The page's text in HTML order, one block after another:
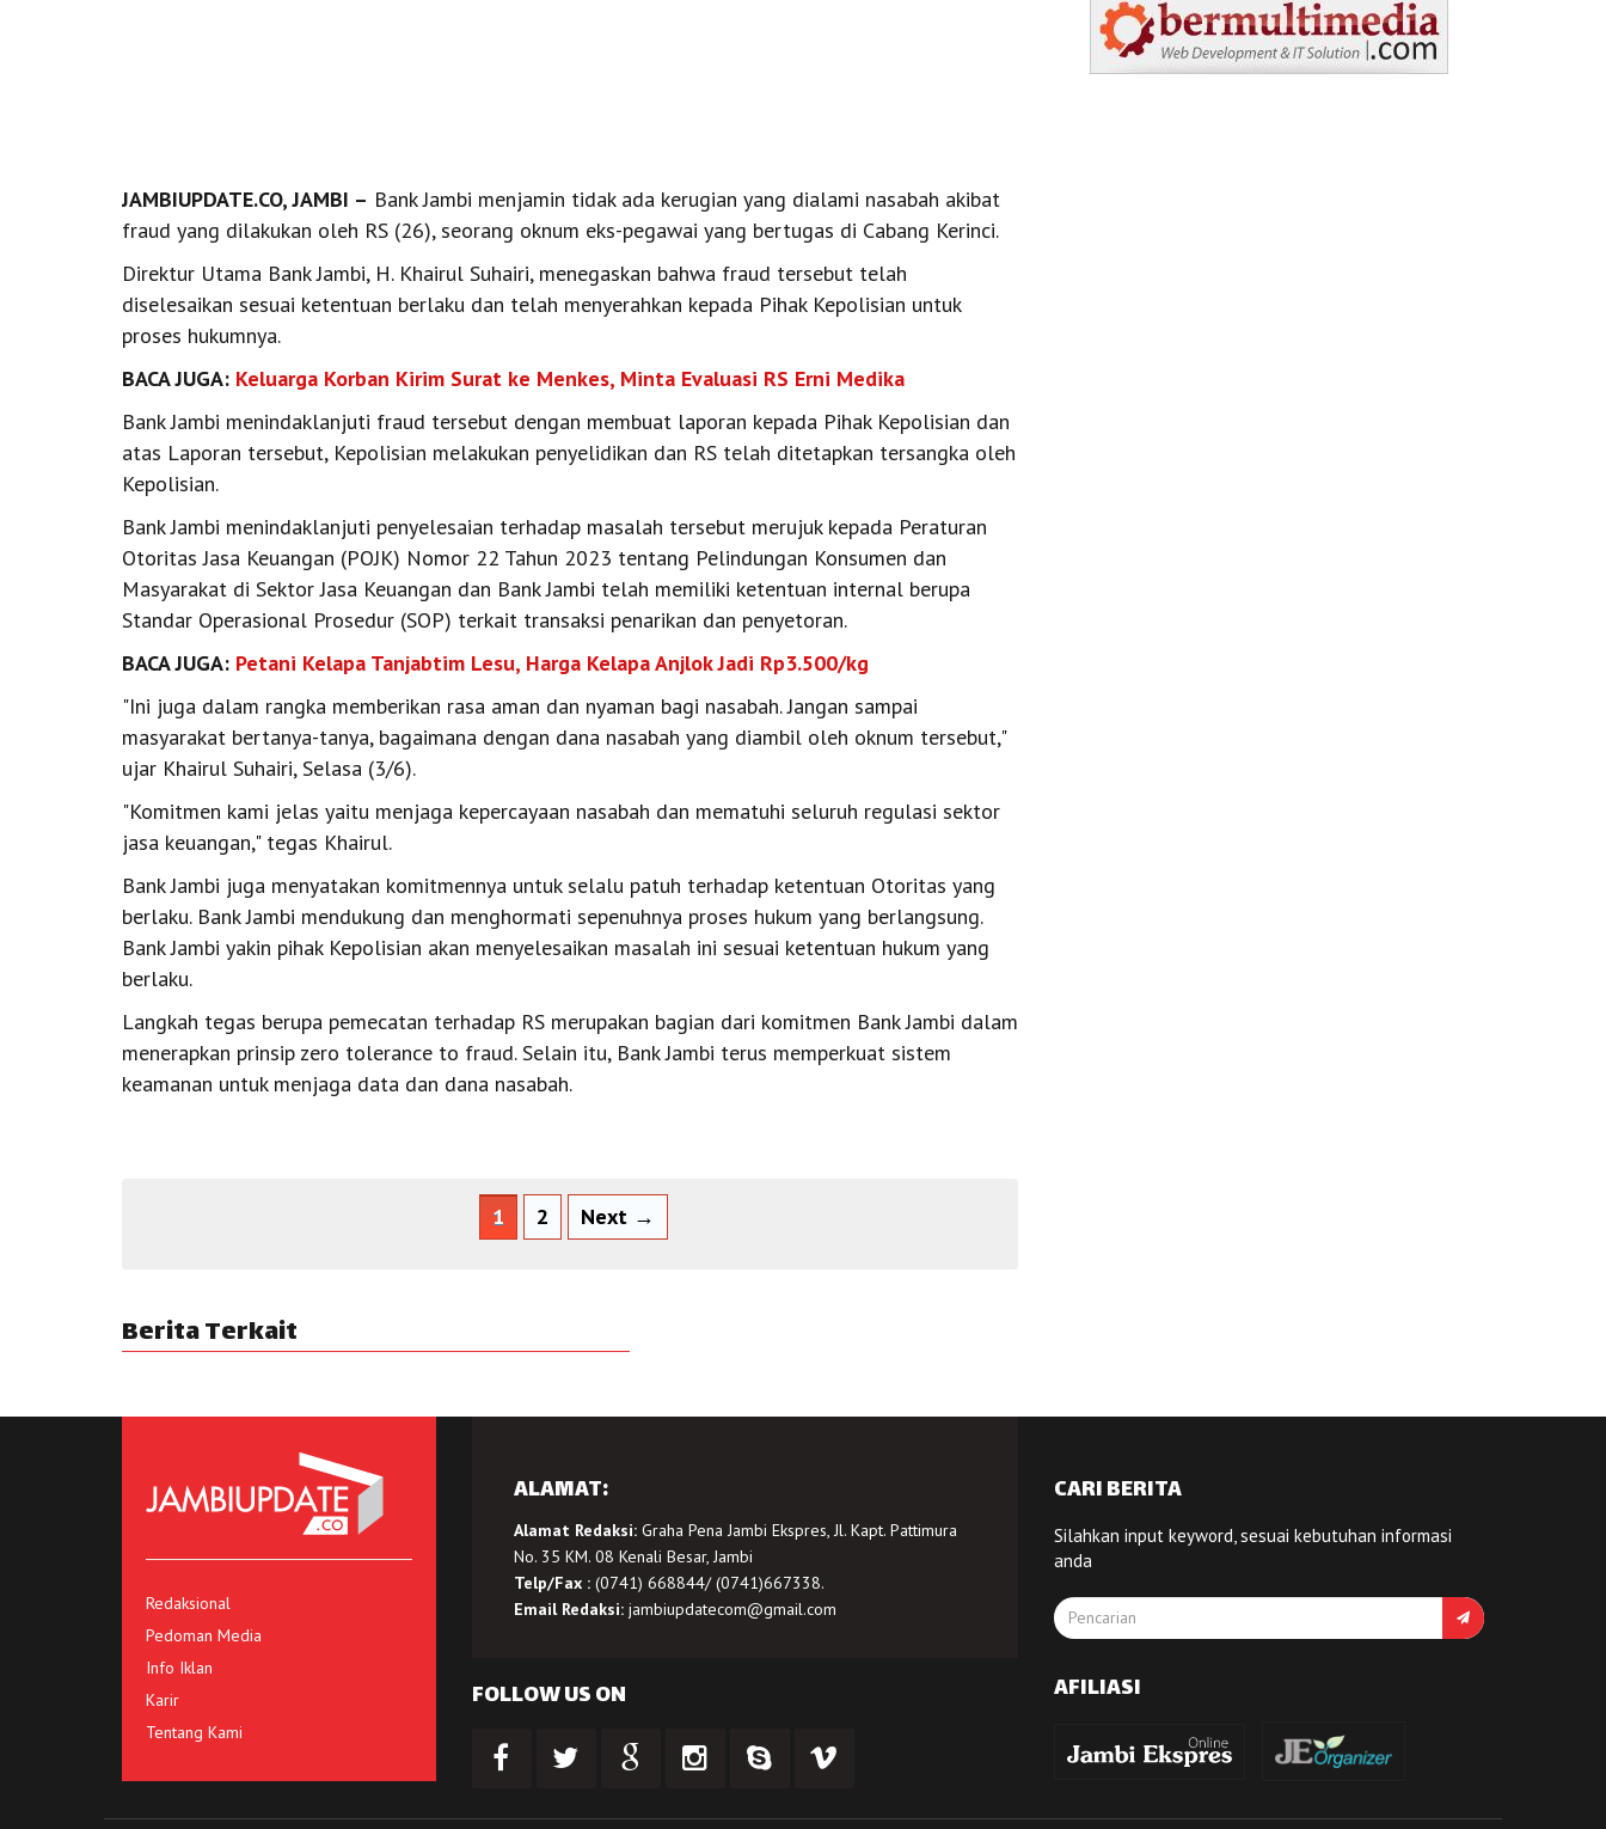
JAMBIUPDATE.CO, JAMBI – Bank Jambi menjamin tidak ada kerugian yang dialami nasabah akibat
fraud yang dilakukan oleh RS (26), seorang oknum eks-pegawai yang bertugas di Cabang Kerinci.
Direktur Utama Bank Jambi, H. Khairul Suhairi, menegaskan bahwa fraud tersebut telah
diselesaikan sesuai ketentuan berlaku dan telah menyerahkan kepada Pihak Kepolisian untuk
proses hukumnya.
BACA JUGA: Keluarga Korban Kirim Surat ke Menkes, Minta Evaluasi RS Erni Medika
Bank Jambi menindaklanjuti fraud tersebut dengan membuat laporan kepada Pihak Kepolisian dan
atas Laporan tersebut, Kepolisian melakukan penyelidikan dan RS telah ditetapkan tersangka oleh
Kepolisian.
Bank Jambi menindaklanjuti penyelesaian terhadap masalah tersebut merujuk kepada Peraturan
Otoritas Jasa Keuangan (POJK) Nomor 22 Tahun 2023 tentang Pelindungan Konsumen dan
Masyarakat di Sektor Jasa Keuangan dan Bank Jambi telah memiliki ketentuan internal berupa
Standar Operasional Prosedur (SOP) terkait transaksi penarikan dan penyetoran.
BACA JUGA: Petani Kelapa Tanjabtim Lesu, Harga Kelapa Anjlok Jadi Rp3.500/kg
"Ini juga dalam rangka memberikan rasa aman dan nyaman bagi nasabah. Jangan sampai
masyarakat bertanya-tanya, bagaimana dengan dana nasabah yang diambil oleh oknum tersebut,"
ujar Khairul Suhairi, Selasa (3/6).
"Komitmen kami jelas yaitu menjaga kepercayaan nasabah dan mematuhi seluruh regulasi sektor
jasa keuangan," tegas Khairul.
Bank Jambi juga menyatakan komitmennya untuk selalu patuh terhadap ketentuan Otoritas yang
berlaku. Bank Jambi mendukung dan menghormati sepenuhnya proses hukum yang berlangsung.
Bank Jambi yakin pihak Kepolisian akan menyelesaikan masalah ini sesuai ketentuan hukum yang
berlaku.
Langkah tegas berupa pemecatan terhadap RS merupakan bagian dari komitmen Bank Jambi dalam
menerapkan prinsip zero tolerance to fraud. Selain itu, Bank Jambi terus memperkuat sistem
keamanan untuk menjaga data dan dana nasabah.
1 2 Next →
Berita Terkait
Redaksional
Pedoman Media
Info Iklan
Karir
Tentang Kami
ALAMAT:
Alamat Redaksi:Graha Pena Jambi Ekspres, Jl. Kapt. Pattimura
No. 35 KM. 08 Kenali Besar, Jambi
Telp/Fax :(0741) 668844/ (0741)667338.
Email Redaksi: jambiupdatecom@gmail.com
FOLLOW US ON
CARI BERITA
Silahkan input keyword, sesuai kebutuhan informasi
anda
AFILIASI